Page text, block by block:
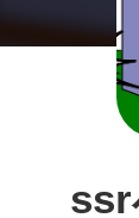
ssr